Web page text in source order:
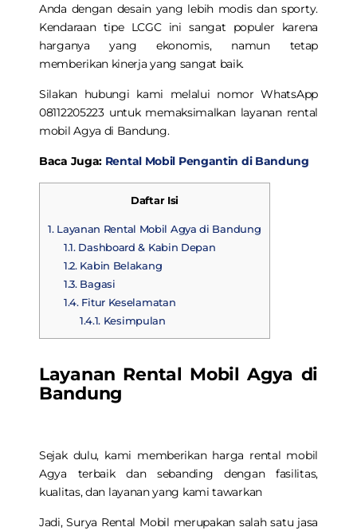
Anda dengan desain yang lebih modis dan sporty.
Kendaraan tipe LCGC ini sangat populer karena
harganya yang ekonomis, namun tetap
memberikan kinerja yang sangat baik.
Silakan hubungi kami melalui nomor WhatsApp
08112205223 untuk memaksimalkan layanan rental
mobil Agya di Bandung.
Baca Juga: Rental Mobil Pengantin di Bandung
Daftar Isi
1.Layanan Rental Mobil Agya di Bandung
1.1.Dashboard & Kabin Depan
1.2.Kabin Belakang
1.3.Bagasi
1.4.Fitur Keselamatan
1.4.1. Kesimpulan
Layanan Rental Mobil Agya di
Bandung
Sejak dulu, kami memberikan harga rental mobil
Agya terbaik dan sebanding dengan fasilitas,
kualitas, dan layanan yang kami tawarkan
Jadi, Surya Rental Mobil merupakan salah satu jasa